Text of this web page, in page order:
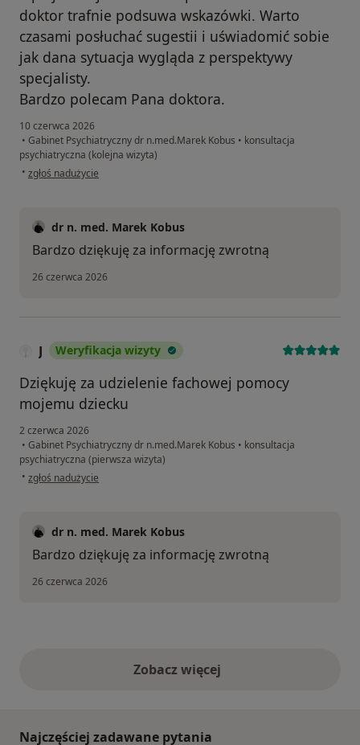
doktor trafnie podsuwa wskazówki. Warto
czasami posłuchać sugestii i uświadomić sobie
jak dana sytuacja wygląda z perspektywy
specjalisty.
Bardzo polecam Pana doktora.
10 czerwca 2026
• Gabinet Psychiatryczny dr n.med.Marek Kobus • konsultacja
psychiatryczna (kolejna wizyta)
• w opinii użytkownika Kamila
zgłoś nadużycie
dr n. med. Marek Kobus
Bardzo dziękuję za informację zwrotną
26 czerwca 2026
J Weryfikacja wizyty
Dziękuję za udzielenie fachowej pomocy
mojemu dziecku
2 czerwca 2026
• Gabinet Psychiatryczny dr n.med.Marek Kobus • konsultacja
psychiatryczna (pierwsza wizyta)
• w opinii użytkownika J
zgłoś nadużycie
dr n. med. Marek Kobus
Bardzo dziękuję za informację zwrotną
26 czerwca 2026
Zobacz więcejopinie powyżej
Najczęściej zadawane pytania